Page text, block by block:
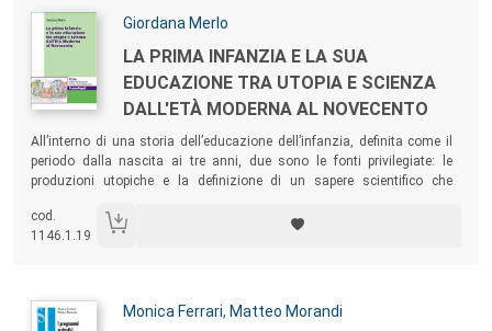
Autori:
Giordana Merlo
Titolo:
LA PRIMA INFANZIA E LA SUA
EDUCAZIONE TRA UTOPIA E SCIENZA
DALL'ETÀ MODERNA AL NOVECENTO
All’interno di una storia dell’educazione dell’infanzia, definita come il
periodo dalla nascita ai tre anni, due sono le fonti privilegiate: le
produzioni utopiche e la definizione di un sapere scientifico che
aprono a sempre maggiori attenzioni educative.
cod.
1146.1.19
Autori:
Monica Ferrari, Matteo Morandi